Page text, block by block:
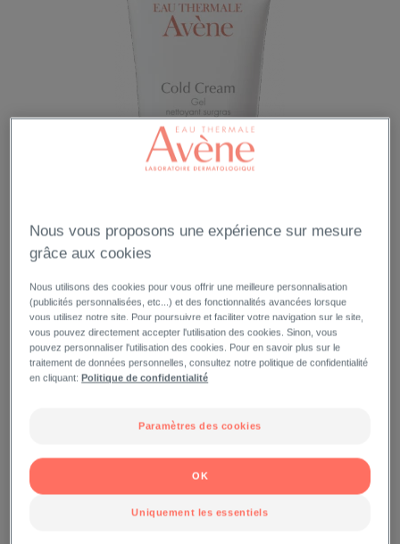
Nous vous proposons une expérience sur mesure
grâce aux cookies
Nous utilisons des cookies pour vous offrir une meilleure personnalisation
(publicités personnalisées, etc...) et des fonctionnalités avancées lorsque
vous utilisez notre site. Pour poursuivre et faciliter votre navigation sur le site,
vous pouvez directement accepter l'utilisation des cookies. Sinon, vous
pouvez personnaliser l'utilisation des cookies. Pour en savoir plus sur le
traitement de données personnelles, consultez notre politique de confidentialité
en cliquant: Politique de confidentialité
Paramètres des cookies
Uniquement les essentiels
OK